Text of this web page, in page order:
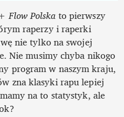
Flow Polska to pierwszy
raperzy i raperki
nie tylko na swojej
Nie musimy chyba nikogo
program w naszym kraju,
zna klasyki rapu lepiej
na to statystyk, ale